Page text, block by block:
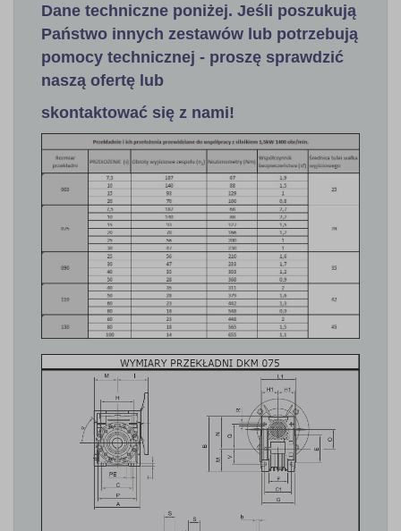
Dane techniczne poniżej. Jeśli poszukują
Państwo innych zestawów lub potrzebują
pomocy technicznej - proszę sprawdzić
naszą ofertę lub
skontaktować się z nami!